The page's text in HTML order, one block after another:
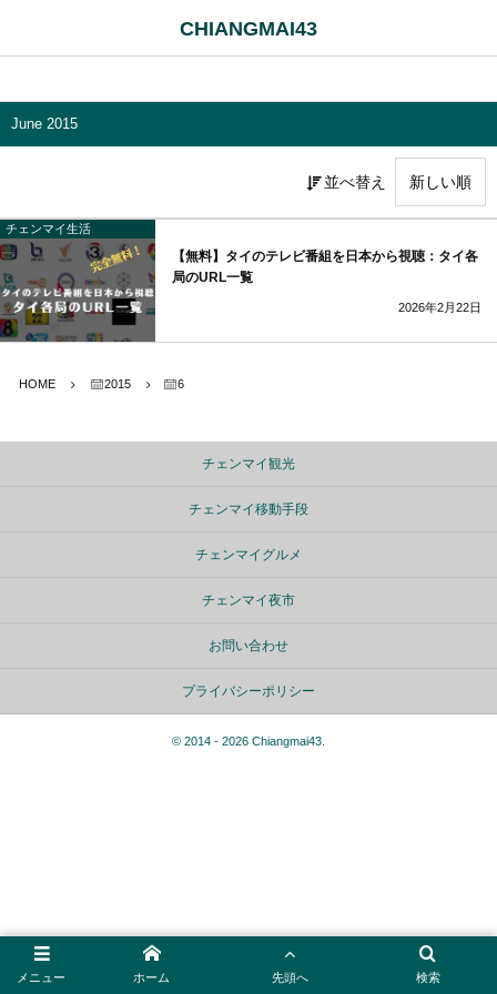
CHIANGMAI43
June 2015
並べ替え
チェンマイ生活
【無料】タイのテレビ番組を日本から視聴：タイ各
局のURL一覧
2026年2月22日
HOME 2015 6
チェンマイ観光
チェンマイ移動手段
チェンマイグルメ
チェンマイ夜市
お問い合わせ
プライバシーポリシー
© 2014 - 2026 Chiangmai43
メニュー ホーム 先頭へ 検索